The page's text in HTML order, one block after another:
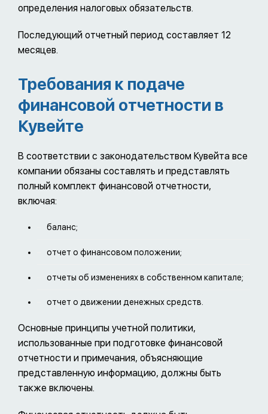
определения налоговых обязательств.
Последующий отчетный период составляет 12
месяцев.
Требования к подаче
финансовой отчетности в
Кувейте
В соответствии с законодательством Кувейта все
компании обязаны составлять и представлять
полный комплект финансовой отчетности,
включая:
баланс;
отчет о финансовом положении;
отчеты об изменениях в собственном капитале;
отчет о движении денежных средств.
Основные принципы учетной политики,
использованные при подготовке финансовой
отчетности и примечания, объясняющие
представленную информацию, должны быть
также включены.